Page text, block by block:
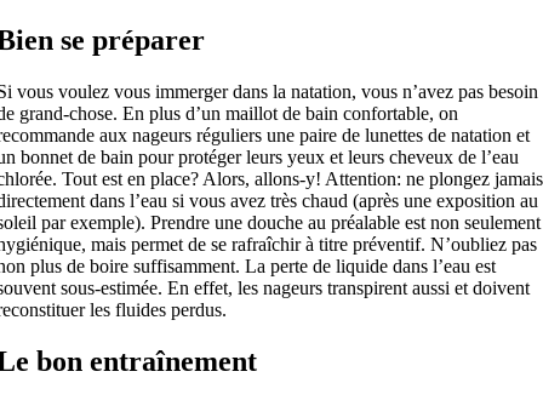
se préparer
vous voulez vous immerger dans la natation, vous n’avez pas besoin
grand-chose. En plus d’un maillot de bain confortable, on
aux nageurs réguliers une paire de lunettes de natation et
bonnet de bain pour protéger leurs yeux et leurs cheveux de l’eau
Tout est en place? Alors, allons-y! Attention: ne plongez jamais
dans l’eau si vous avez très chaud (après une exposition au
par exemple). Prendre une douche au préalable est non seulement
mais permet de se rafraîchir à titre préventif. N’oubliez pas
plus de boire suffisamment. La perte de liquide dans l’eau est
sous-estimée. En effet, les nageurs transpirent aussi et doivent
les fluides perdus.
bon entraînement